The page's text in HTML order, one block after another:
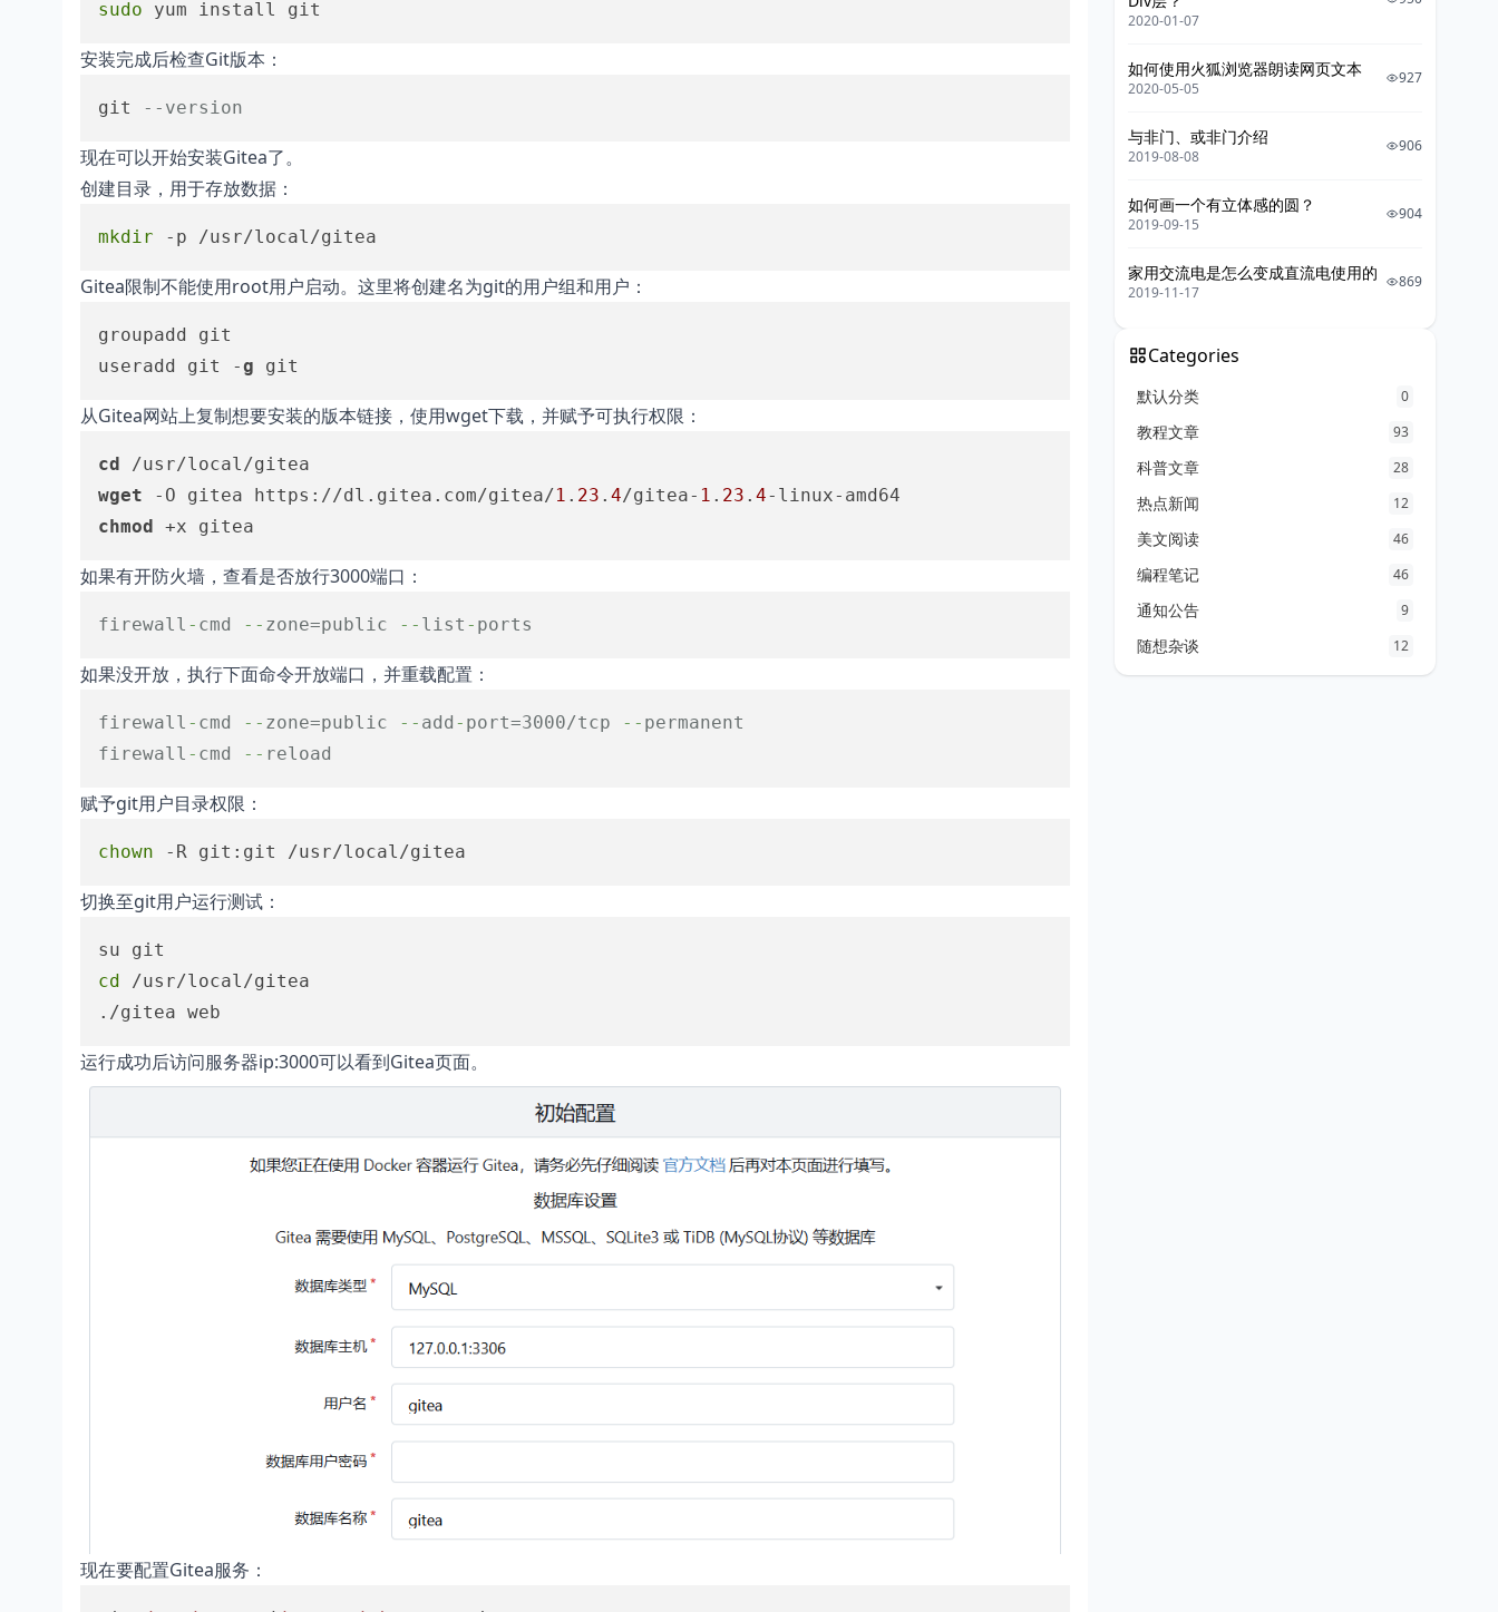
sudo yum install git
安装完成后检查Git版本：
git --version
现在可以开始安装Gitea了。
创建目录，用于存放数据：
mkdir -p /usr/local/gitea
Gitea限制不能使用root用户启动。这里将创建名为git的用户组和用户：
groupadd git
useradd git -g git
从Gitea网站上复制想要安装的版本链接 ，使用wget下载，并赋予可执行权限：
cd
wget -O gitea https://dl.gitea.com/gitea/1 . 23 . 4/gitea- 1 . 23 . 4
chmod +x gitea
如果有开防火墙，查看是否放行3000端口：
firewall - cmd -- zone=public -- list - ports
如果没开放，执行下面命令开放端口，并重载配置：
firewall - cmd -- zone=public -- add - port=3000/tcp -- permanent
firewall - cmd -- reload
赋予git用户目录权限：
chown -R git:git /usr/local/gitea
切换至git用户运行测试：
cd /usr/local/gitea
./gitea web
运行成功后访问服务器ip:3000可以看到Gitea页面。
现在要配置Gitea服务：
2020-01-07
如何使用火狐浏览器朗读网页文本
2020-05-05
927
与非门、或非门介绍
2019-08-08
906
如何画一个有立体感的圆？
2019-09-15
904
家用交流电是怎么变成直流电使用的
2019-11-17
869
Categories
默认分类 0
教程文章 93
科普文章 28
热点新闻 12
美文阅读 46
编程笔记 46
通知公告 9
随想杂谈 12